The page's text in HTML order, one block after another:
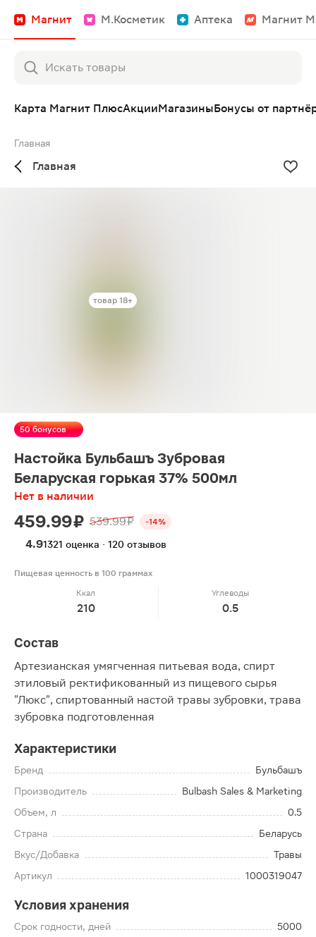
Магнит М.Косметик Аптека Магнит
Карта Магнит ПлюсАкцииМагазиныБонусы от
Главная
Главная
товар 18+
50 бонусов
Настойка Бульбашъ Зубровая
Беларуская горькая 37% 500мл
Нет в наличии
459.99 ₽ 539.99 ₽ -14%
4.91321 оценка · 120 отзывов
Пищевая ценность в 100 граммах
Ккал
210
Углеводы
0.5
Состав
Артезианская умягченная питьевая вода, спирт
этиловый ректификованный из пищевого сырья
"Люкс", спиртованный настой травы зубровки, трава
зубровка подготовленная
Характеристики
Бренд
Бульбашъ
Производитель
Bulbash Sales & Marketing
Объем, л
0.5
Страна
Беларусь
Вкус/Добавка
Травы
Артикул
1000319047
Условия хранения
Срок годности, дней 5000